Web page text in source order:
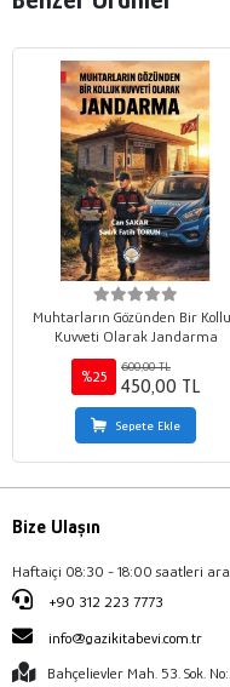
Muhtarların Gözünden Bir
Kuvveti Olarak Jandarma
%25
600,00 TL
450,00 TL
Sepete Ekle
Bize Ulaşın
Haftaiçi 08:30 - 18:00 saatleri
+90 312 223 7773
info@gazikitabevi.com.tr
Bahçelievler Mah. 53. Sok.